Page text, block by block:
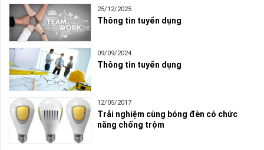
25/12/2025
Thông tin tuyển dụng
09/09/2024
Thông tin tuyển dụng
12/05/2017
Trải nghiệm cùng bóng đèn có chức
năng chống trộm